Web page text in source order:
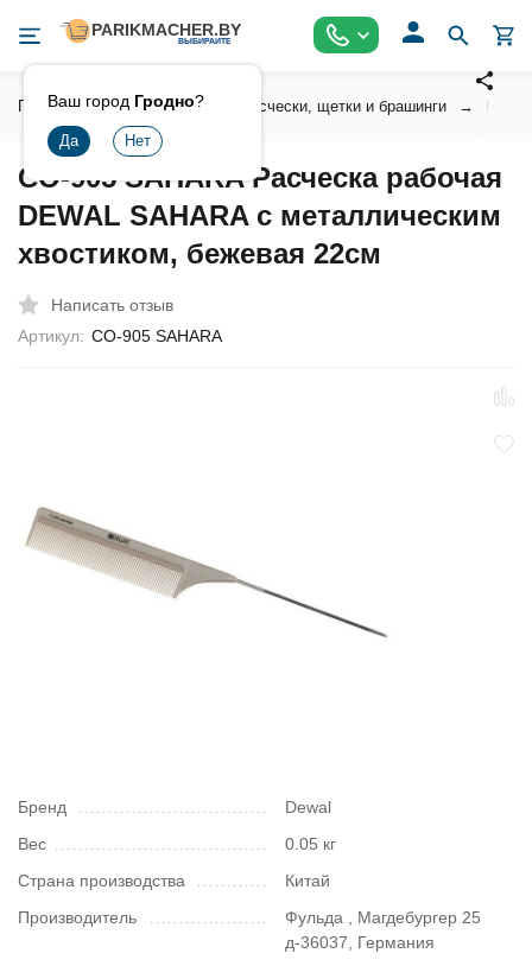
Ваш город Гродно?
Главная Инструмент Расчески, щетки и брашинги
CO-905 SAHARA Расческа рабочая
DEWAL SAHARA с металлическим
хвостиком, бежевая 22см
Написать отзыв
Артикул: CO-905 SAHARA
Бренд
Dewal
Вес
0.05 кг
Страна производства
Китай
Производитель
Фульда , Магдебургер 25
д-36037, Германия